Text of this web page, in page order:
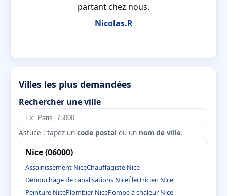
partant chez nous.
Nicolas.R
Villes les plus demandées
Rechercher une ville
Astuce : tapez un code postal ou un nom de ville.
Nice (06000)
Assainissement NiceChauffagiste Nice
Débouchage de canalisations NiceÉlectricien Nice
Peinture NicePlombier NicePompe à chaleur Nice